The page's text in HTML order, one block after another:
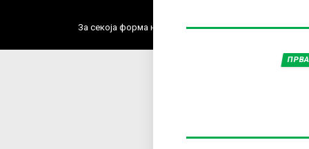
За секоја форма на распространување,